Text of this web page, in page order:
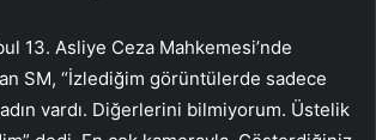
13. Asliye Ceza Mahkemesi’nde
SM, “İzlediğim görüntülerde sadece
vardı. Diğerlerini bilmiyorum. Üstelik